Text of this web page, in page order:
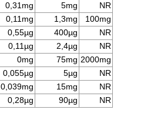
0,31mg 5mg
NR
0,11mg 1,3mg
100mg
0,55µg 400µg
NR
0,11µg 2,4µg
NR
0mg 75mg 2000mg
0,055µg 5µg
NR
0,039mg 15mg
NR
0,28µg 90µg NR